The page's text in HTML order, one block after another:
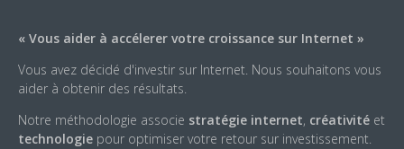
« Vous aider à accélerer votre croissance sur Internet »
Vous avez décidé d'investir sur Internet. Nous souhaitons vous
aider à obtenir des résultats.
Notre méthodologie associe stratégie internet, créativité et
technologie pour optimiser votre retour sur investissement.